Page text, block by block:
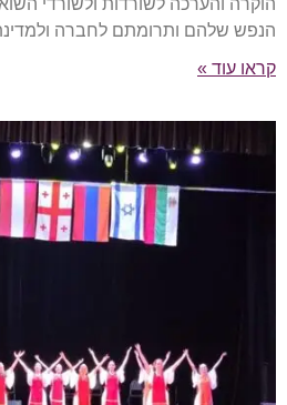
הוקרה והערכה לשורדות ולשורדי
הנפש שלהם ותרומתם לחברה
קראו עוד »